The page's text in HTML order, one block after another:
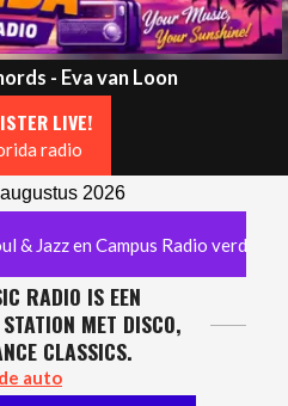
- Eva van Loon
LIVE!
radio
2026
en Campus Radio verdwijnen
RADIO IS EEN
MET DISCO,
CLASSICS.
auto